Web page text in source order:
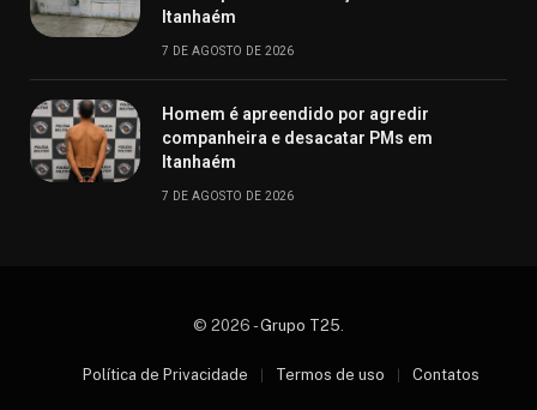
Itanhaém
7 DE AGOSTO DE 2026
Homem é apreendido por agredir
companheira e desacatar PMs em
Itanhaém
7 DE AGOSTO DE 2026
© 2026 -Grupo T25.
Política de Privacidade Termos de uso Contatos